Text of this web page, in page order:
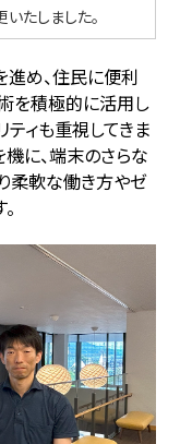
たしました。
め、住民に便利
を積極的に活用し
ティも重視してきま
に、端末のさらな
柔軟な働き方やゼ